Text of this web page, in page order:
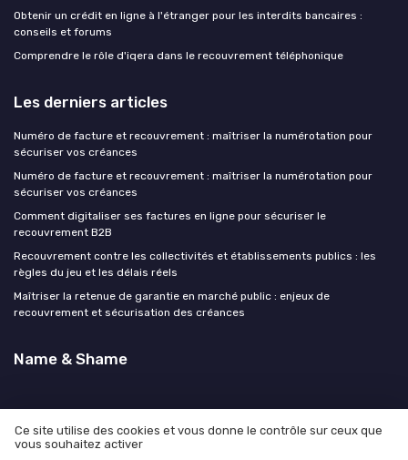
Obtenir un crédit en ligne à l'étranger pour les interdits bancaires :
conseils et forums
Comprendre le rôle d'iqera dans le recouvrement téléphonique
Les derniers articles
Numéro de facture et recouvrement : maîtriser la numérotation pour
sécuriser vos créances
Numéro de facture et recouvrement : maîtriser la numérotation pour
sécuriser vos créances
Comment digitaliser ses factures en ligne pour sécuriser le
recouvrement B2B
Recouvrement contre les collectivités et établissements publics : les
règles du jeu et les délais réels
Maîtriser la retenue de garantie en marché public : enjeux de
recouvrement et sécurisation des créances
Name & Shame
Mentions légales
Ce site utilise des cookies et vous donne le contrôle sur ceux que
vous souhaitez activer